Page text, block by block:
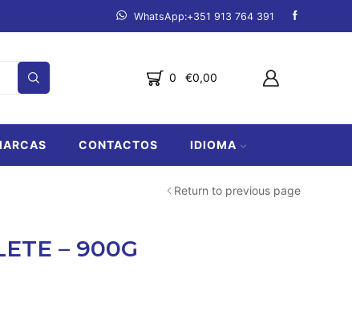
Fazemos entregas de Lagos a
0 €0,00
CONTACTOS IDIOMA
Return to previous page
– 900G